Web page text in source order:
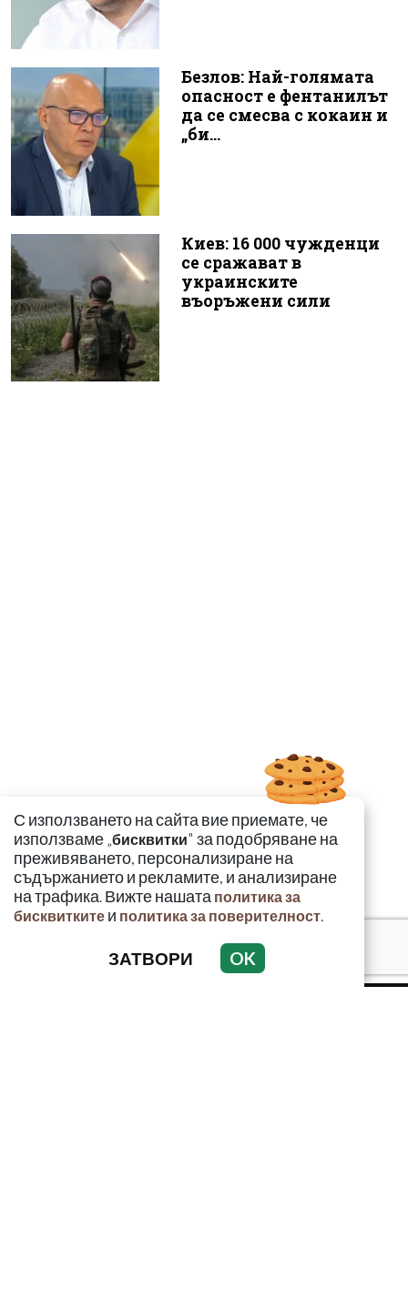
Безлов: Най-голямата
опасност е фентанилът
да се смесва с кокаин и
„би...
Киев: 16 000 чужденци
се сражават в
украинските
въоръжени сили
С използването на сайта вие приемате, че
използваме „бисквитки" за подобряване на
преживяването, персонализиране на
съдържанието и рекламите, и анализиране
на трафика. Вижте нашата политика за
бисквитките и политика за поверителност.
ЗАТВОРИ OK